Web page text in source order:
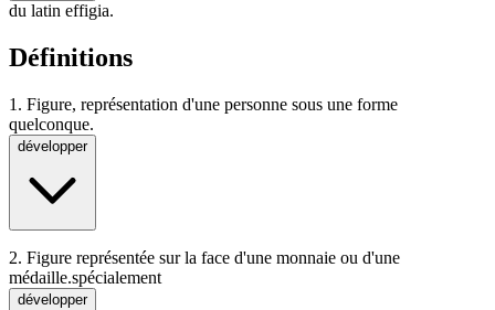
du latin effigia.
Définitions
1. Figure, représentation d'une personne sous une forme
quelconque.
développer
2. Figure représentée sur la face d'une monnaie ou d'une
médaille.spécialement
développer